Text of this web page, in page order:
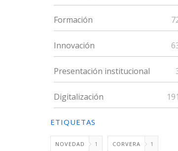
Formación
Innovación
Presentación institucional
Digitalización 191
ETIQUETAS
NOVEDAD 1 CORVERA 1